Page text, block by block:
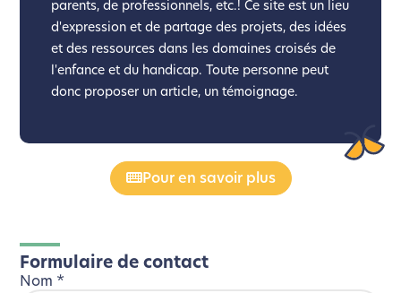
parents, de professionnels, etc.! Ce site est un lieu
d'expression et de partage des projets, des idées
et des ressources dans les domaines croisés de
l'enfance et du handicap. Toute personne peut
donc proposer un article, un témoignage.
Pour en savoir plus
Formulaire de contact
Nom *